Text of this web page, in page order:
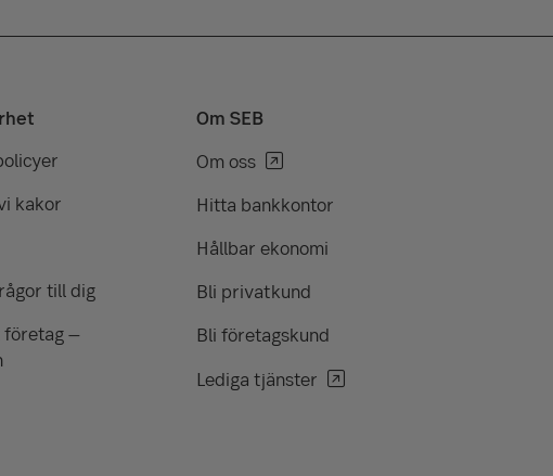
kakor
till dig
–
Om SEB
Om oss
Hitta bankkontor
Hållbar ekonomi
Bli privatkund
Bli företagskund
Lediga tjänster